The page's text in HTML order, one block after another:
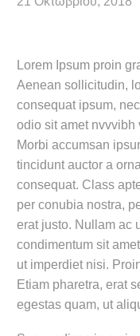
Lorem Ipsum proin
Aenean sollicitudin,
consequat ipsum,
odio sit amet nvvvibh
Morbi accumsan
tincidunt auctor a
consequat. Class
per conubia nostra,
erat justo. Nullam ac
condimentum sit
ut imperdiet nisi.
Etiam pharetra, erat
egestas quam, ut